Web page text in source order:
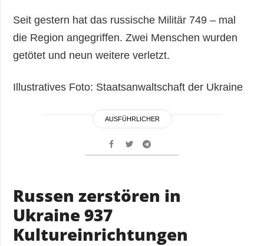
Seit gestern hat das russische Militär 749 – mal
die Region angegriffen. Zwei Menschen wurden
getötet und neun weitere verletzt.
Illustratives Foto: Staatsanwaltschaft der Ukraine
AUSFÜHRLICHER
Russen zerstören in
Ukraine 937
Kultureinrichtungen